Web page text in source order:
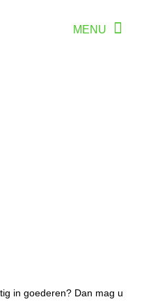
in goederen? Dan mag u